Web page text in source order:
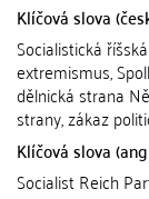
Klíčová slova
Socialistická
extremismus,
dělnická strana
strany, zákaz
Klíčová slova
Socialist Reich